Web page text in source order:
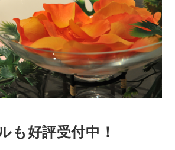
も好評受付中！